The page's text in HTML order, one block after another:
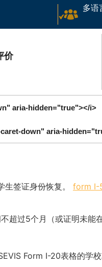
多语
价
aria-hidden="true"></i>
down" aria-
生签证身份恢复。 form I-
超过5个月（或证明未
Form I-20表格的学